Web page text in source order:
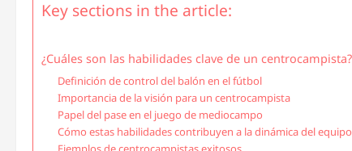
Key sections in the article:
¿Cuáles son las habilidades clave de un centrocampista?
Definición de control del balón en el fútbol
Importancia de la visión para un centrocampista
Papel del pase en el juego de mediocampo
Cómo estas habilidades contribuyen a la dinámica del equipo